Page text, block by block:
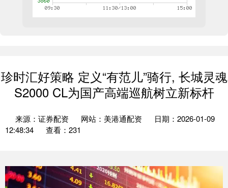
珍时汇好策略 定义“有范儿”骑行, 长城灵魂
S2000 CL为国产高端巡航树立新标杆
来源：证券配资 网站：美港通配资
日期：2026-01-09
12:48:34
查看：231